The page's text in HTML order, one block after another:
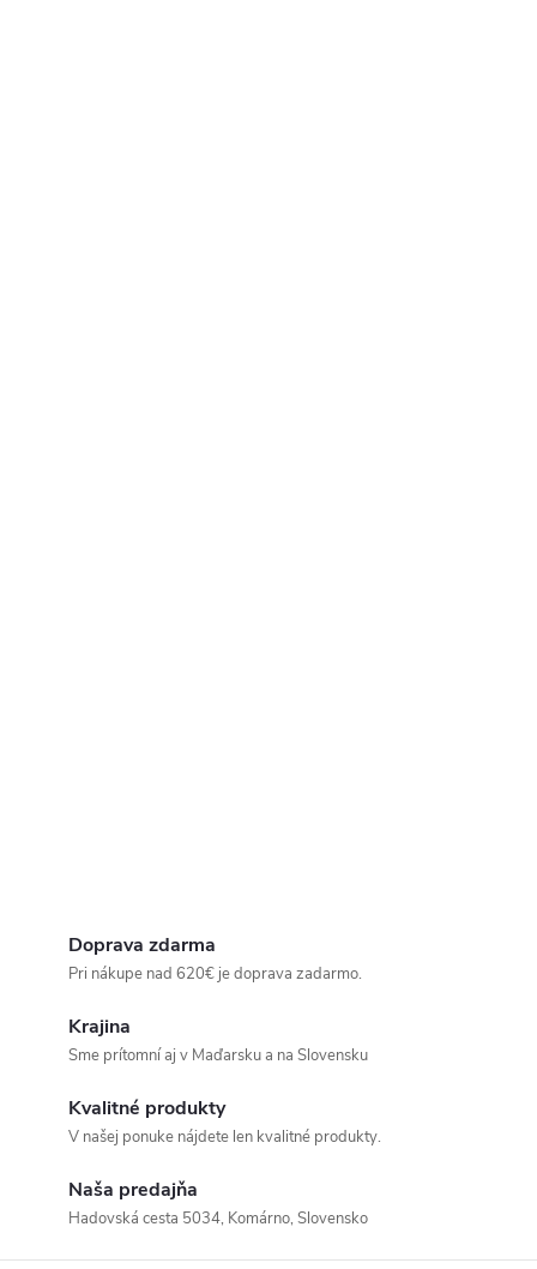
Doprava zdarma
Pri nákupe nad 620€ je doprava zadarmo.
Krajina
Sme prítomní aj v Maďarsku a na Slovensku
Kvalitné produkty
V našej ponuke nájdete len kvalitné produkty.
Naša predajňa
Hadovská cesta 5034, Komárno, Slovensko